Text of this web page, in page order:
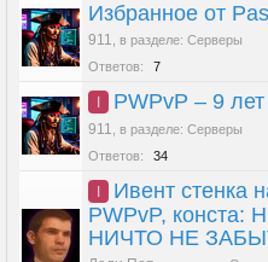
Избранное от
911 в разделе: Серверы
Ответов:
7
PWPvP – 9
911 в разделе: Серверы
Ответов:
34
Ивент стенка
PWPvP,
НИЧТО НЕ